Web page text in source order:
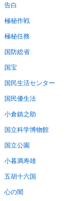
告白
極秘作戦
極秘任務
国防総省
国宝
国民生活センター
国民優生法
小倉鎮之助
国立科学博物館
国立公園
小暮満寿雄
五胡十六国
心の闇